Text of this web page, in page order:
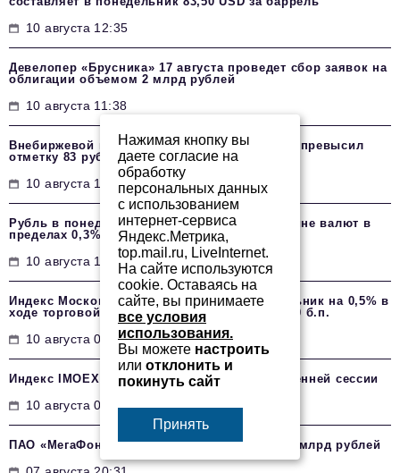
10 августа 12:35
Девелопер «Брусника» 17 августа проведет сбор заявок на
облигации объемом 2 млрд рублей
10 августа 11:38
Внебиржевой курс доллара впервые с марта превысил
отметку 83 рубля
10 августа 11:15
Рубль в понедельник теряет позиции к корзине валют в
пределах 0,3%
10 августа 10:39
Индекс Московской биржи падает в понедельник на 0,5% в
ходе торговой сессии, достигнув уровня 2280 б.п.
10 августа 08:41
Индекс IMOEX2 рос на 0,7% на открытии утренней сессии
10 августа 08:08
ПАО «МегаФон» разместило облигации на 23 млрд рублей
Нажимая кнопку вы
даете согласие на
обработку
персональных данных
с использованием
интернет-сервиса
Яндекс.Метрика,
top.mail.ru, LiveInternet.
На сайте используются
cookie. Оставаясь на
сайте, вы принимаете
все условия
использования.
Вы можете настроить
или отклонить и
покинуть сайт
Принять